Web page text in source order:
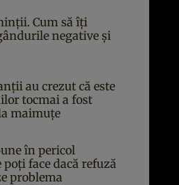
Cum să îți
negative și
au crezut că este
tocmai a fost
maimuțe
în pericol
poți face dacă refuză
problema